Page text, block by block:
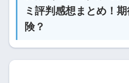
ミ評判感想まとめ！
険？